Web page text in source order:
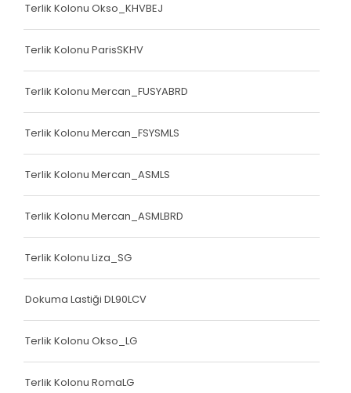
Terlik Kolonu Okso_KHVBEJ
Terlik Kolonu ParisSKHV
Terlik Kolonu Mercan_FUSYABRD
Terlik Kolonu Mercan_FSYSMLS
Terlik Kolonu Mercan_ASMLS
Terlik Kolonu Mercan_ASMLBRD
Terlik Kolonu Liza_SG
Dokuma Lastiği DL90LCV
Terlik Kolonu Okso_LG
Terlik Kolonu RomaLG